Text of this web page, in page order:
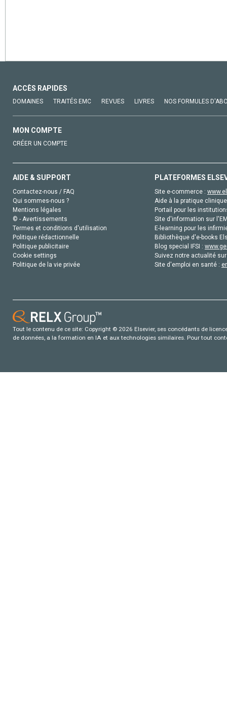
ACCÈS RAPIDES
DOMAINES TRAITÉS EMC REVUES LIVRES NOS FORMULES
MON COMPTE
CRÉER UN COMPTE
AIDE & SUPPORT
Contactez-nous / FAQ
Qui sommes-nous ?
Mentions légales
© - Avertissements
Termes et conditions d'utilisation
Politique rédactionnelle
Politique publicitaire
Cookie settings
Politique de la vie privée
PLATEFORMES
Site e-commerce :
Aide à la pratique
Portail pour les
Site d'information sur
E-learning pour les
Bibliothèque d'e-books
Blog special IFSI :
Suivez notre actualité
Site d'emploi en santé :
Tout le contenu de ce site: Copyright © 2026 Elsevier, ses concédants de
de données, a la formation en IA et aux technologies similaires. Pour tout